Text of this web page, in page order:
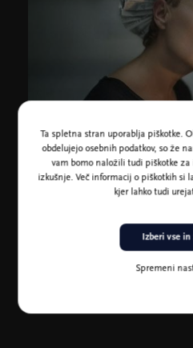
Režija podelitve: Bara Kolenc
Voditelja: Tamara Avguštin,
Teeth in C Minor,
Oblikovanje plaket: Mina Fina
Ta spletna stran uporablja piškotke.
obdelujejo osebnih podatkov, so že
vam bomo naložili tudi piškotke za
izkušnje. Več informacij o piškotkih si
kjer lahko tudi
Spremeni
Izberi vse in